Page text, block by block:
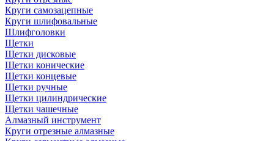
Круги самозацепные
Круги шлифовальные
Шлифголовки
Щетки
Щетки дисковые
Щетки конические
Щетки концевые
Щетки ручные
Щетки цилиндрические
Щетки чашечные
Алмазный инструмент
Круги отрезные алмазные